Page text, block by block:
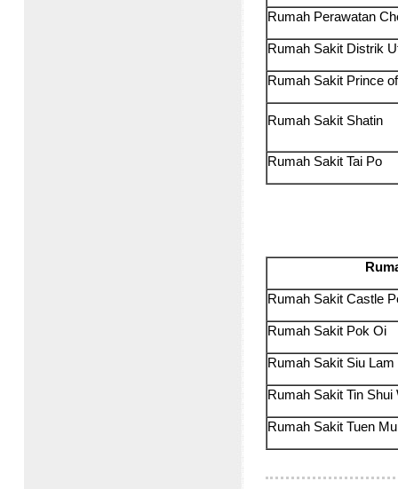
Rumah Perawatan
Rumah Sakit Distrik
Rumah Sakit Prince
Rumah Sakit Shatin
Rumah Sakit Tai Po
Rumah Sakit Castle
Rumah Sakit Pok Oi
Rumah Sakit Siu
Rumah Sakit Tin
Rumah Sakit Tuen